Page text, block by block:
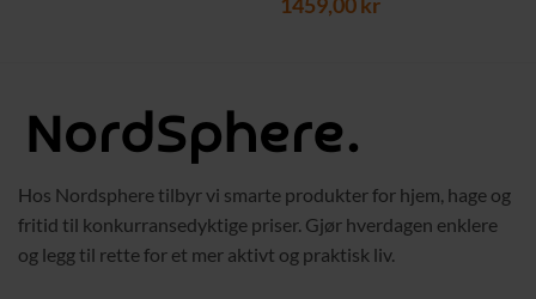
Hos Nordsphere tilbyr vi smarte produkter for hjem, hage og
fritid til konkurransedyktige priser. Gjør hverdagen enklere
og legg til rette for et mer aktivt og praktisk liv.